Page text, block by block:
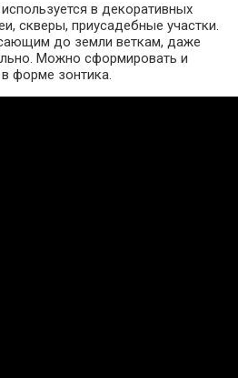
в декоративных
скверы, приусадебные участки.
до земли веткам, даже
Можно сформировать и
форме зонтика.